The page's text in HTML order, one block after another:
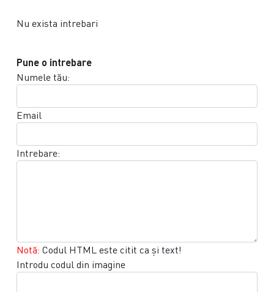
Nu exista intrebari
Pune o intrebare
Numele tău:
Email
Intrebare:
Notă: Codul HTML este citit ca şi text!
Introdu codul din imagine